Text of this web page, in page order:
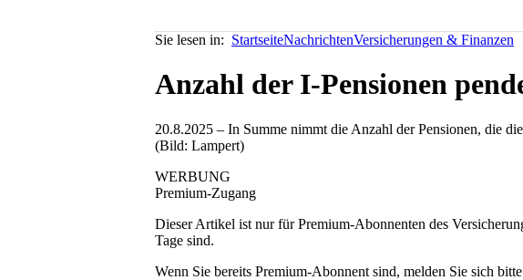
Sie lesen in: StartseiteNachrichtenVersicherungen & Finanzen
Anzahl der I-Pensionen
20.8.2025 – In Summe nimmt die Anzahl der Pensionen, die
(Bild: Lampert)
WERBUNG
Premium-Zugang
Dieser Artikel ist nur für Premium-Abonnenten des
Tage sind.
Wenn Sie bereits Premium-Abonnent sind, melden Sie sich